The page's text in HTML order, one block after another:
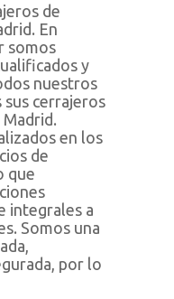
de
En
somos
y
nuestros
sus cerrajeros
en los
de
que
integrales a
Somos una
por lo